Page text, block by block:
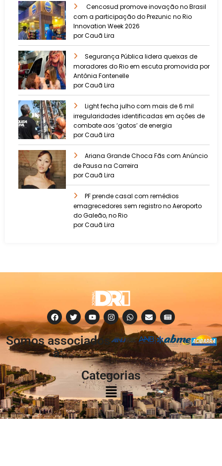
Cencosud promove inovação no Brasil
com a participação do Prezunic no Rio
Innovation Week 2026
por Cauã Lira
​Segurança Pública lidera queixas de
moradores do Rio em escuta promovida por
Antônia Fontenelle
por Cauã Lira
Light fecha julho com mais de 6 mil
irregularidades identificadas em ações de
combate aos ‘gatos’ de energia
por Cauã Lira
Ariana Grande Choca Fãs com Anúncio
de Pausa na Carreira
por Cauã Lira
PF prende casal com remédios
emagrecedores sem registro no Aeroporto
do Galeão, no Rio
por Cauã Lira
Somos associados
à:
Categorias